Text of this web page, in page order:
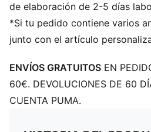
de elaboración de 2-5 días
*Si tu pedido contiene varios
junto con el artículo
ENVÍOS GRATUITOS EN
60€. DEVOLUCIONES DE 60
CUENTA PUMA.